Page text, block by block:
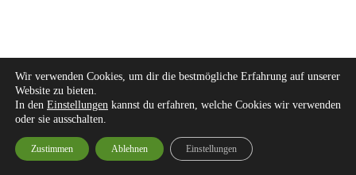
Wir verwenden Cookies, um dir die bestmögliche Erfahrung auf unserer
Website zu bieten.
In den Einstellungen kannst du erfahren, welche Cookies wir verwenden
oder sie ausschalten.
Zustimmen Ablehnen Einstellungen